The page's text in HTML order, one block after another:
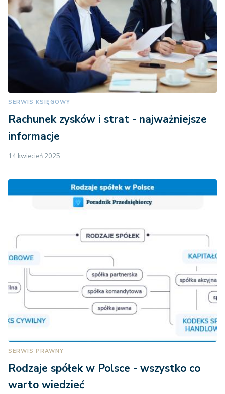
SERWIS KSIĘGOWY
Rachunek zysków i strat - najważniejsze
informacje
14 kwiecień 2025
SERWIS PRAWNY
Rodzaje spółek w Polsce - wszystko co
warto wiedzieć